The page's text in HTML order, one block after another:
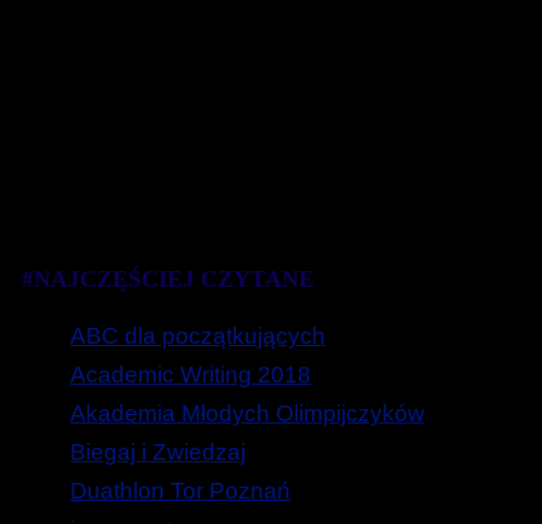
#NAJCZĘŚCIEJ CZYTANE
ABC dla początkujących
Academic Writing 2018
Akademia Młodych Olimpijczyków
Biegaj i Zwiedzaj
Duathlon Tor Poznań